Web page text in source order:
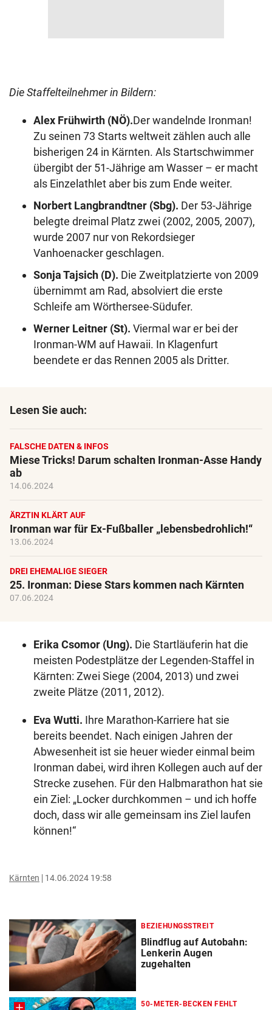
Die Staffelteilnehmer in Bildern:
Alex Frühwirth (NÖ).Der wandelnde Ironman!
Zu seinen 73 Starts weltweit zählen auch alle
bisherigen 24 in Kärnten. Als Startschwimmer
übergibt der 51-Jährige am Wasser – er macht
als Einzelathlet aber bis zum Ende weiter.
Norbert Langbrandtner (Sbg). Der 53-Jährige
belegte dreimal Platz zwei (2002, 2005, 2007),
wurde 2007 nur von Rekordsieger
Vanhoenacker geschlagen.
Sonja Tajsich (D). Die Zweitplatzierte von 2009
übernimmt am Rad, absolviert die erste
Schleife am Wörthersee-Südufer.
Werner Leitner (St). Viermal war er bei der
Ironman-WM auf Hawaii. In Klagenfurt
beendete er das Rennen 2005 als Dritter.
Lesen Sie auch:
FALSCHE DATEN & INFOS
Miese Tricks! Darum schalten Ironman-Asse Handy
ab
14.06.2024
ÄRZTIN KLÄRT AUF
Ironman war für Ex-Fußballer „lebensbedrohlich!“
13.06.2024
DREI EHEMALIGE SIEGER
25. Ironman: Diese Stars kommen nach Kärnten
07.06.2024
Erika Csomor (Ung). Die Startläuferin hat die
meisten Podestplätze der Legenden-Staffel in
Kärnten: Zwei Siege (2004, 2013) und zwei
zweite Plätze (2011, 2012).
Eva Wutti. Ihre Marathon-Karriere hat sie
bereits beendet. Nach einigen Jahren der
Abwesenheit ist sie heuer wieder einmal beim
Ironman dabei, wird ihren Kollegen auch auf der
Strecke zusehen. Für den Halbmarathon hat sie
ein Ziel: „Locker durchkommen – und ich hoffe
doch, dass wir alle gemeinsam ins Ziel laufen
können!“
Kärnten 14.06.2024 19:58
BEZIEHUNGSSTREIT
Blindflug auf Autobahn:
Lenkerin Augen
zugehalten
50-METER-BECKEN FEHLT